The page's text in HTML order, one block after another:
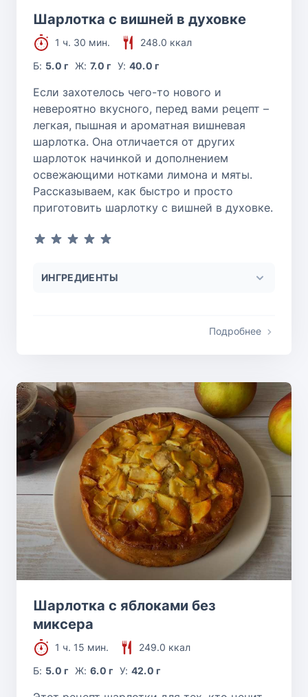
Шарлотка с вишней в духовке
1 ч. 30 мин.
248.0 ккал
Б: 5.0 г Ж: 7.0 г У: 40.0 г
Если захотелось чего-то нового и
невероятно вкусного, перед вами рецепт –
легкая, пышная и ароматная вишневая
шарлотка. Она отличается от других
шарлоток начинкой и дополнением
освежающими нотками лимона и мяты.
Рассказываем, как быстро и просто
приготовить шарлотку с вишней в духовке.
ИНГРЕДИЕНТЫ
Подробнее
Шарлотка с яблоками без
миксера
1 ч. 15 мин.
249.0 ккал
Б: 5.0 г Ж: 6.0 г У: 42.0 г